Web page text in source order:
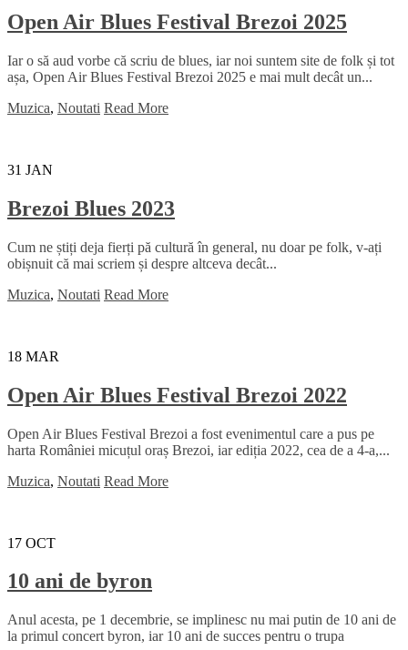
Open Air Blues Festival Brezoi 2025
Iar o să aud vorbe că scriu de blues, iar noi suntem site de folk și tot
așa, Open Air Blues Festival Brezoi 2025 e mai mult decât un...
Muzica, Noutati Read More
31 JAN
Brezoi Blues 2023
Cum ne știți deja fierți pă cultură în general, nu doar pe folk, v-ați
obișnuit că mai scriem și despre altceva decât...
Muzica, Noutati Read More
18 MAR
Open Air Blues Festival Brezoi 2022
Open Air Blues Festival Brezoi a fost evenimentul care a pus pe
harta României micuțul oraș Brezoi, iar ediția 2022, cea de a 4-a,...
Muzica, Noutati Read More
17 OCT
10 ani de byron
Anul acesta, pe 1 decembrie, se implinesc nu mai putin de 10 ani de
la primul concert byron, iar 10 ani de succes pentru o trupa